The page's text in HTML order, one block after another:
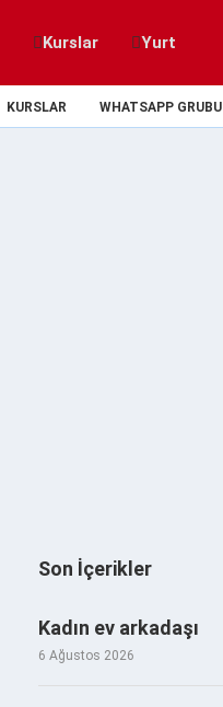
Kurslar Yurt
KURSLAR WHATSAPP GRUBU
Son İçerikler
Kadın ev arkadaşı
6 Ağustos 2026